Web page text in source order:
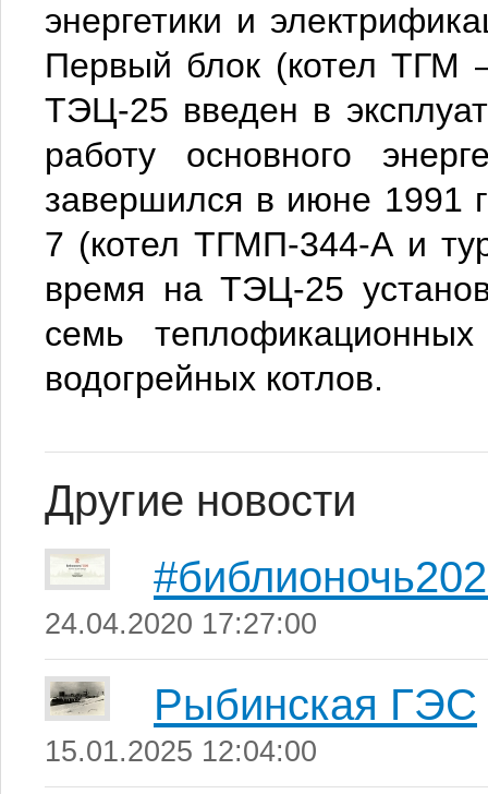
энергетики и
Первый блок (котел
ТЭЦ-25 введен в
работу основного
завершился в июне 1991
7 (котел ТГМП-344-А и
время на ТЭЦ-25
семь
водогрейных котлов.
Другие новости
24.04.2020 17:27:00
Рыбинская ГЭС
15.01.2025 12:04:00